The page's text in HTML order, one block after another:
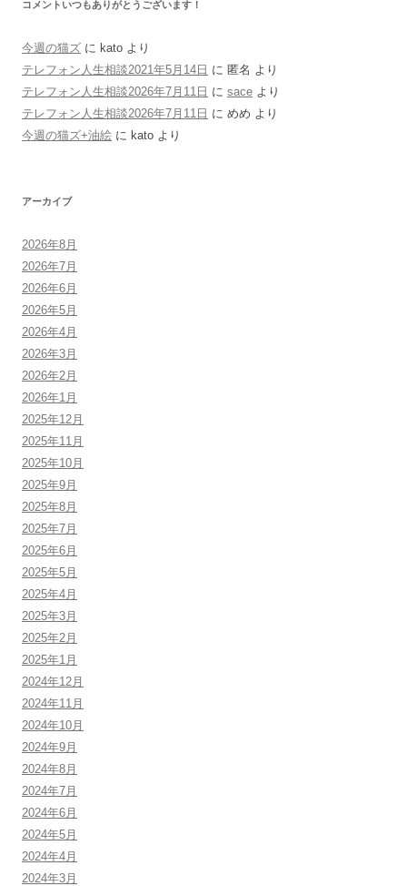
コメントいつもありがとうございます！
今週の猫ズ に kato より
テレフォン人生相談2021年5月14日 に 匿名 より
テレフォン人生相談2026年7月11日 に sace より
テレフォン人生相談2026年7月11日 に めめ より
今週の猫ズ+油絵 に kato より
アーカイブ
2026年8月
2026年7月
2026年6月
2026年5月
2026年4月
2026年3月
2026年2月
2026年1月
2025年12月
2025年11月
2025年10月
2025年9月
2025年8月
2025年7月
2025年6月
2025年5月
2025年4月
2025年3月
2025年2月
2025年1月
2024年12月
2024年11月
2024年10月
2024年9月
2024年8月
2024年7月
2024年6月
2024年5月
2024年4月
2024年3月